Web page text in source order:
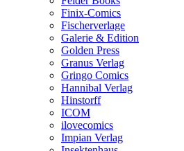
Finix-Comics
Fischerverlage
Galerie & Edition
Golden Press
Granus Verlag
Gringo Comics
Hannibal Verlag
Hinstorff
ICOM
ilovecomics
Impian Verlag